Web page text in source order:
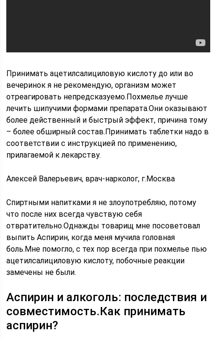
Принимать ацетилсалициловую кислоту до или во
вечеринок я не рекомендую, организм может
отреагировать непредсказуемо.Похмелье лучше
лечить шипучими формами препарата.Они оказывают
более действенный и быстрый эффект, причина тому
– более обширный состав.Принимать таблетки надо в
соответствии с инструкцией по применению,
прилагаемой к лекарству.
Алексей Валерьевич, врач-нарколог, г.Москва
Спиртными напитками я не злоупотребляю, потому
что после них всегда чувствую себя
отвратительно.Однажды товарищ мне посоветовал
выпить Аспирин, когда меня мучила головная
боль.Мне помогло, с тех пор всегда при похмелье пью
ацетилсалициловую кислоту, побочные реакции
замечены не были.
Аспирин и алкоголь: последствия и
совместимость.Как принимать
аспирин?